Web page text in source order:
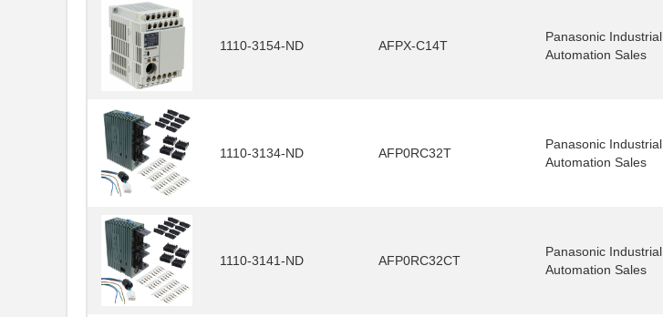
1110-3154-ND AFPX-C14T
Panasonic Industrial
Automation Sales
1110-3134-ND AFP0RC32T
Panasonic Industrial
Automation Sales
1110-3141-ND AFP0RC32CT
Panasonic Industrial
Automation Sales